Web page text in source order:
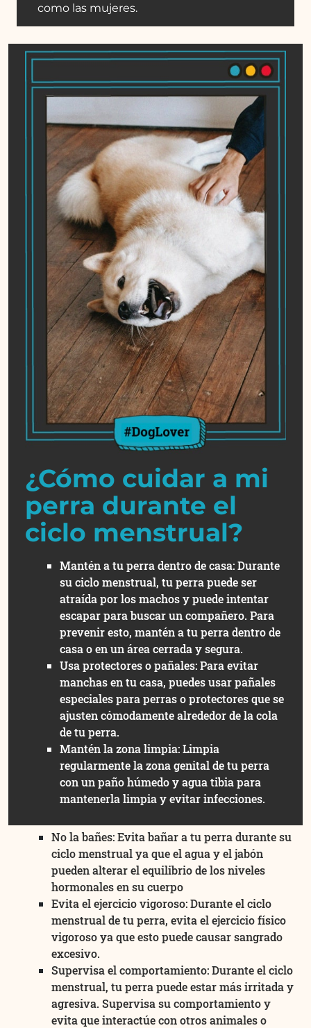
como las mujeres.
¿Cómo cuidar a mi
perra durante el
ciclo menstrual?
Mantén a tu perra dentro de casa: Durante
su ciclo menstrual, tu perra puede ser
atraída por los machos y puede intentar
escapar para buscar un compañero. Para
prevenir esto, mantén a tu perra dentro de
casa o en un área cerrada y segura.
Usa protectores o pañales: Para evitar
manchas en tu casa, puedes usar pañales
especiales para perras o protectores que se
ajusten cómodamente alrededor de la cola
de tu perra.
Mantén la zona limpia: Limpia
regularmente la zona genital de tu perra
con un paño húmedo y agua tibia para
mantenerla limpia y evitar infecciones.
No la bañes: Evita bañar a tu perra durante su
ciclo menstrual ya que el agua y el jabón
pueden alterar el equilibrio de los niveles
hormonales en su cuerpo
Evita el ejercicio vigoroso: Durante el ciclo
menstrual de tu perra, evita el ejercicio físico
vigoroso ya que esto puede causar sangrado
excesivo.
Supervisa el comportamiento: Durante el ciclo
menstrual, tu perra puede estar más irritada y
agresiva. Supervisa su comportamiento y
evita que interactúe con otros animales o